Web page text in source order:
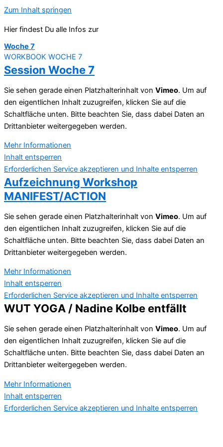
Zum Inhalt springen
Hier findest Du alle Infos zur
Woche 7
WORKBOOK WOCHE 7
Session Woche 7
Sie sehen gerade einen Platzhalterinhalt von Vimeo. Um auf
den eigentlichen Inhalt zuzugreifen, klicken Sie auf die
Schaltfläche unten. Bitte beachten Sie, dass dabei Daten an
Drittanbieter weitergegeben werden.
Mehr Informationen
Inhalt entsperren
Erforderlichen Service akzeptieren und Inhalte entsperren
Aufzeichnung Workshop
MANIFEST/ACTION
Sie sehen gerade einen Platzhalterinhalt von Vimeo. Um auf
den eigentlichen Inhalt zuzugreifen, klicken Sie auf die
Schaltfläche unten. Bitte beachten Sie, dass dabei Daten an
Drittanbieter weitergegeben werden.
Mehr Informationen
Inhalt entsperren
Erforderlichen Service akzeptieren und Inhalte entsperren
WUT YOGA / Nadine Kolbe entfällt
Sie sehen gerade einen Platzhalterinhalt von Vimeo. Um auf
den eigentlichen Inhalt zuzugreifen, klicken Sie auf die
Schaltfläche unten. Bitte beachten Sie, dass dabei Daten an
Drittanbieter weitergegeben werden.
Mehr Informationen
Inhalt entsperren
Erforderlichen Service akzeptieren und Inhalte entsperren